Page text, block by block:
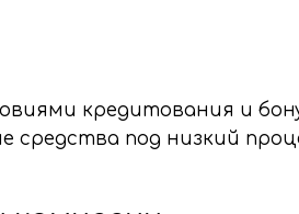
кредитования и
средства под низкий